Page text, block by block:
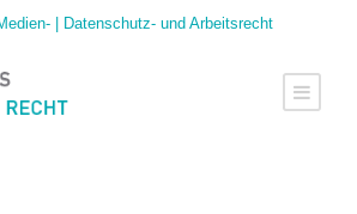
| Datenschutz- und Arbeitsrecht